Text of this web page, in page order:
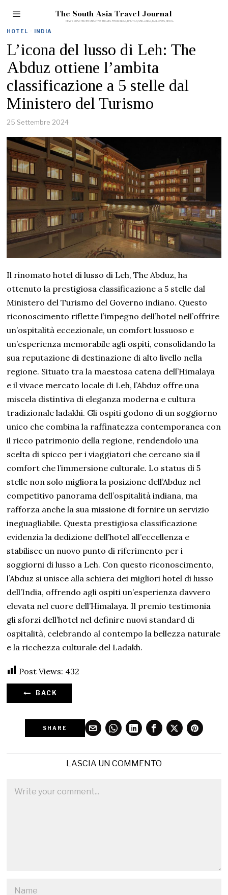
The South Asia Travel Journal
HOTEL · INDIA
L’icona del lusso di Leh: The
Abduz ottiene l’ambita
classificazione a 5 stelle dal
Ministero del Turismo
25 Settembre 2024
Il rinomato hotel di lusso di Leh, The Abduz, ha
ottenuto la prestigiosa classificazione a 5 stelle dal
Ministero del Turismo del Governo indiano. Questo
riconoscimento riflette l’impegno dell’hotel nell’offrire
un’ospitalità eccezionale, un comfort lussuoso e
un’esperienza memorabile agli ospiti, consolidando la
sua reputazione di destinazione di alto livello nella
regione. Situato tra la maestosa catena dell’Himalaya
e il vivace mercato locale di Leh, l’Abduz offre una
miscela distintiva di eleganza moderna e cultura
tradizionale ladakhi. Gli ospiti godono di un soggiorno
unico che combina la raffinatezza contemporanea con
il ricco patrimonio della regione, rendendolo una
scelta di spicco per i viaggiatori che cercano sia il
comfort che l’immersione culturale. Lo status di 5
stelle non solo migliora la posizione dell’Abduz nel
competitivo panorama dell’ospitalità indiana, ma
rafforza anche la sua missione di fornire un servizio
ineguagliabile. Questa prestigiosa classificazione
evidenzia la dedizione dell’hotel all’eccellenza e
stabilisce un nuovo punto di riferimento per i
soggiorni di lusso a Leh. Con questo riconoscimento,
l’Abduz si unisce alla schiera dei migliori hotel di lusso
dell’India, offrendo agli ospiti un’esperienza davvero
elevata nel cuore dell’Himalaya. Il premio testimonia
gli sforzi dell’hotel nel definire nuovi standard di
ospitalità, celebrando al contempo la bellezza naturale
e la ricchezza culturale del Ladakh.
Post Views: 432
BACK
SHARE
LASCIA UN COMMENTO